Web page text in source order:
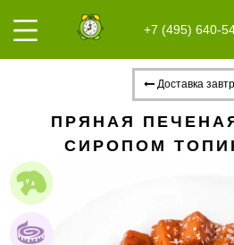
+7 (495) 640-
Доставка
ПРЯНАЯ
СИРОПОМ